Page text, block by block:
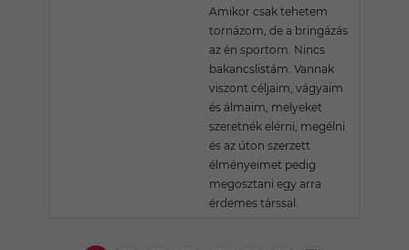
Amikor csak tehetem
tornázom, de a bringázás
az én sportom. Nincs
bakancslistám. Vannak
viszont céljaim, vágyaim
és álmaim, melyeket
szeretnék elérni, megélni
és az úton szerzett
élményeimet pedig
megosztani egy arra
érdemes társsal.